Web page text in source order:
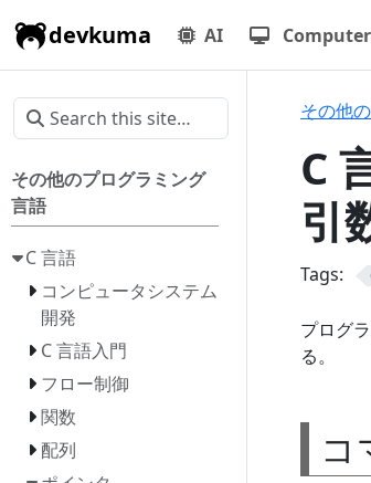
devkuma AI Computer
その他のプログラミング
言語
C 言語
コンピュータシステム
開発
C 言語入門
フロー制御
関数
配列
その他
C
引
Tags:
プログ
る。
コ